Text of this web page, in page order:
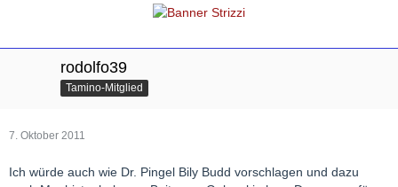
rodolfo39
Tamino-Mitglied
7. Oktober 2011
Ich würde auch wie Dr. Pingel Bily Budd vorschlagen und dazu